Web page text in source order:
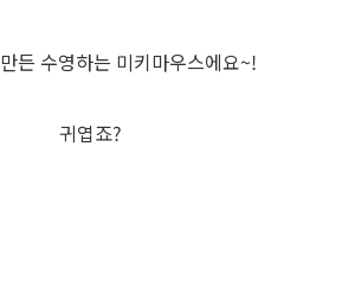
든 수영하는 미키마우스에요~!
귀엽죠?